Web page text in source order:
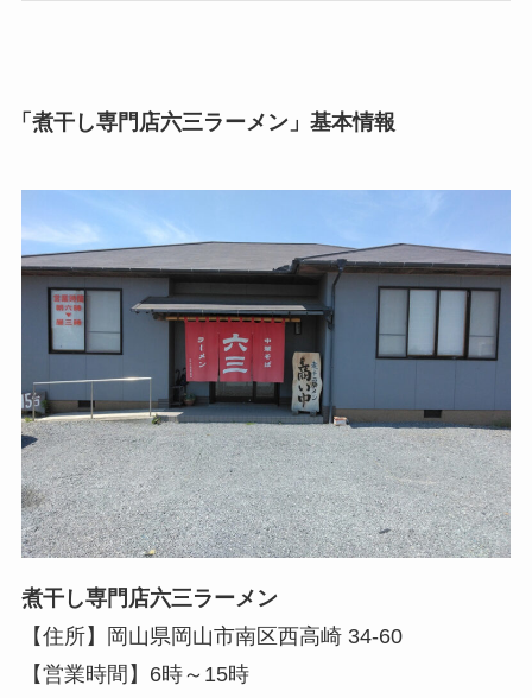
「煮干し専門店六三ラーメン」基本情報
煮干し専門店六三ラーメン
【住所】岡山県岡山市南区西高崎 34-60
【営業時間】6時～15時